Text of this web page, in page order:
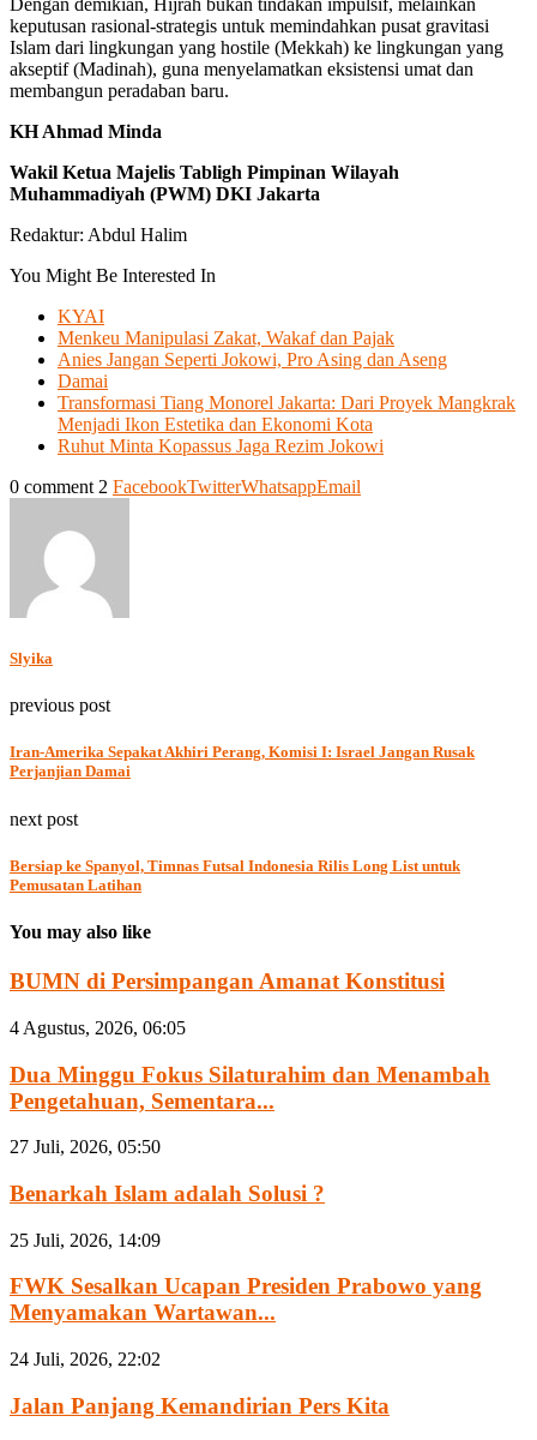
keputusan rasional-strategis untuk memindahkan pusat gravitasi
Islam dari lingkungan yang hostile (Mekkah) ke lingkungan yang
akseptif (Madinah), guna menyelamatkan eksistensi umat dan
membangun peradaban baru.
KH Ahmad Minda
Wakil Ketua Majelis Tabligh Pimpinan Wilayah
Muhammadiyah (PWM) DKI Jakarta
Redaktur: Abdul Halim
You Might Be Interested In
KYAI
Menkeu Manipulasi Zakat, Wakaf dan Pajak
Anies Jangan Seperti Jokowi, Pro Asing dan Aseng
Damai
Transformasi Tiang Monorel Jakarta: Dari Proyek Mangkrak
Menjadi Ikon Estetika dan Ekonomi Kota
Ruhut Minta Kopassus Jaga Rezim Jokowi
0 comment 2 FacebookTwitterWhatsappEmail
Slyika
previous post
Iran-Amerika Sepakat Akhiri Perang, Komisi I: Israel Jangan Rusak
Perjanjian Damai
next post
Bersiap ke Spanyol, Timnas Futsal Indonesia Rilis Long List untuk
Pemusatan Latihan
You may also like
BUMN di Persimpangan Amanat Konstitusi
4 Agustus, 2026, 06:05
Dua Minggu Fokus Silaturahim dan Menambah
Pengetahuan, Sementara...
27 Juli, 2026, 05:50
Benarkah Islam adalah Solusi ?
25 Juli, 2026, 14:09
FWK Sesalkan Ucapan Presiden Prabowo yang
Menyamakan Wartawan...
24 Juli, 2026, 22:02
Jalan Panjang Kemandirian Pers Kita